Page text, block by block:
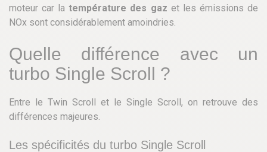
moteur car la température des gaz et les émissions de
NOx sont considérablement amoindries.
Quelle différence avec un
turbo Single Scroll ?
Entre le Twin Scroll et le Single Scroll, on retrouve des
différences majeures.
Les spécificités du turbo Single Scroll